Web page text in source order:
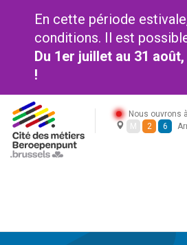
En cette période
conditions. Il est
Du 1er juillet au 31
!
Nous ouvrons
M
2 6